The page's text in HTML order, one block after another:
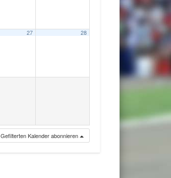
27 28
Gefilterten Kalender abonnieren